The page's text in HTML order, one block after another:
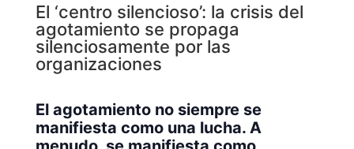
El ‘centro silencioso’: la crisis del
agotamiento se propaga
silenciosamente por las
organizaciones
El agotamiento no siempre se
manifiesta como una lucha. A